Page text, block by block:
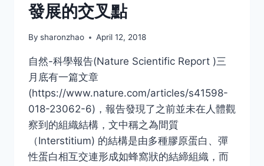
發展的交叉點
By sharonzhao April 12, 2018
自然-科學報告(Nature Scientific Report )三
月底有一篇文章
(https://www.nature.com/articles/s41598-
018-23062-6)，報告發現了之前並未在人體觀
察到的組織結構，文中稱之為間質
（Interstitium) 的結構是由多種膠原蛋白、彈
性蛋白相互交連形成如蜂窩狀的結締組織，而